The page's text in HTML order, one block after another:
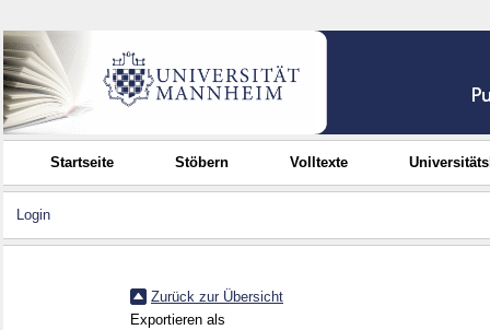
Startseite Stöbern Volltexte
Login
Zurück zur Übersicht
Exportieren als